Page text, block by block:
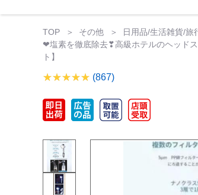
TOP その他 日用品/生活雑貨/旅
❤塩素を徹底除去❣高級ホテルのヘッド
ト】
(867)